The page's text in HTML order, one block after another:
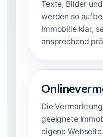
Texte, Bilder
werden so
Immobilie klar,
ansprechend
Die
geeignete
eigene